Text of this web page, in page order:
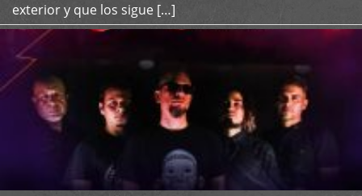
exterior y que los sigue […]